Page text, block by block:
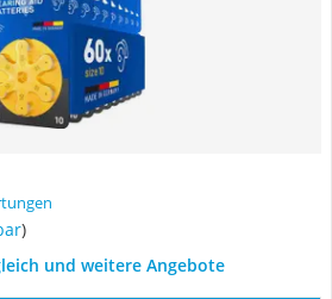
)
und weitere Angebote